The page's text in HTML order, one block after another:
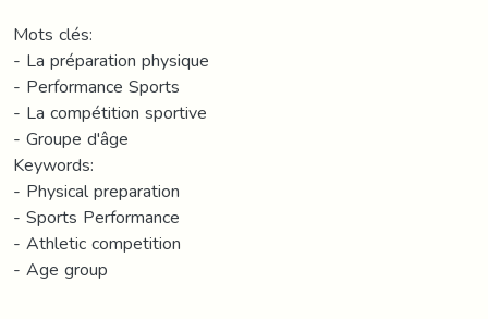
Mots clés:
- La préparation physique
- Performance Sports
- La compétition sportive
- Groupe d'âge
Keywords:
- Physical preparation
- Sports Performance
- Athletic competition
- Age group